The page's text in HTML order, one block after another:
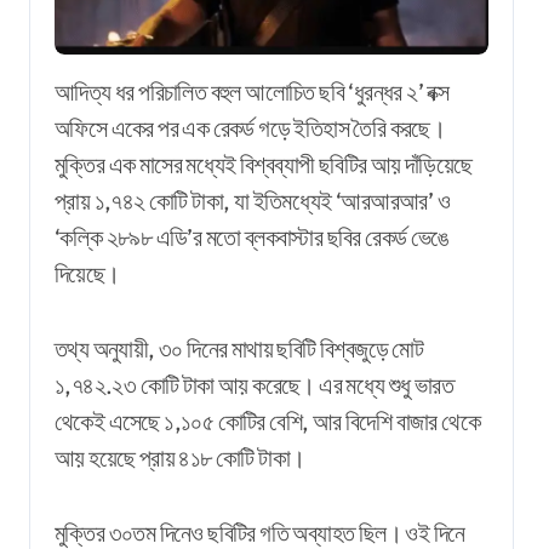
আদিত্য ধর পরিচালিত বহুল আলোচিত ছবি ‘ধুরন্ধর ২’ বক্স
অফিসে একের পর এক রেকর্ড গড়ে ইতিহাস তৈরি করছে।
মুক্তির এক মাসের মধ্যেই বিশ্বব্যাপী ছবিটির আয় দাঁড়িয়েছে
প্রায় ১,৭৪২ কোটি টাকা, যা ইতিমধ্যেই ‘আরআরআর’ ও
‘কল্কি ২৮৯৮ এডি’র মতো ব্লকবাস্টার ছবির রেকর্ড ভেঙে
দিয়েছে।
তথ্য অনুযায়ী, ৩০ দিনের মাথায় ছবিটি বিশ্বজুড়ে মোট
১,৭৪২.২৩ কোটি টাকা আয় করেছে। এর মধ্যে শুধু ভারত
থেকেই এসেছে ১,১০৫ কোটির বেশি, আর বিদেশি বাজার থেকে
আয় হয়েছে প্রায় ৪১৮ কোটি টাকা।
মুক্তির ৩০তম দিনেও ছবিটির গতি অব্যাহত ছিল। ওই দিনে